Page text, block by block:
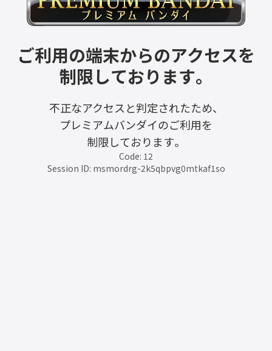
ご利用の端末からのアクセスを
制限しております。
不正なアクセスと判定されたため、
プレミアムバンダイのご利用を
制限しております。
Code: 12
Session ID: msmordrg-2k5qbpvg0mtkaf1so